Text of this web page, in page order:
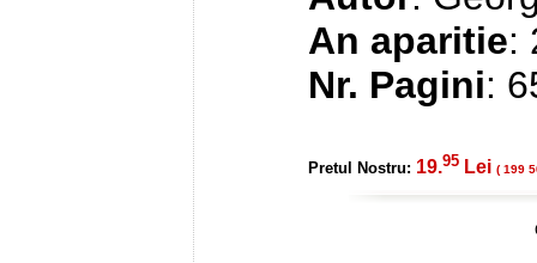
An aparitie:
Nr. Pagini:
Pretul Nostru: 19.95 Lei ( 199